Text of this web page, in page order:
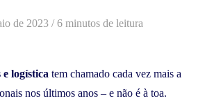
de 2023 / 6 minutos de leitura
e logística tem chamado cada vez mais a
nos últimos anos – e não é à toa.